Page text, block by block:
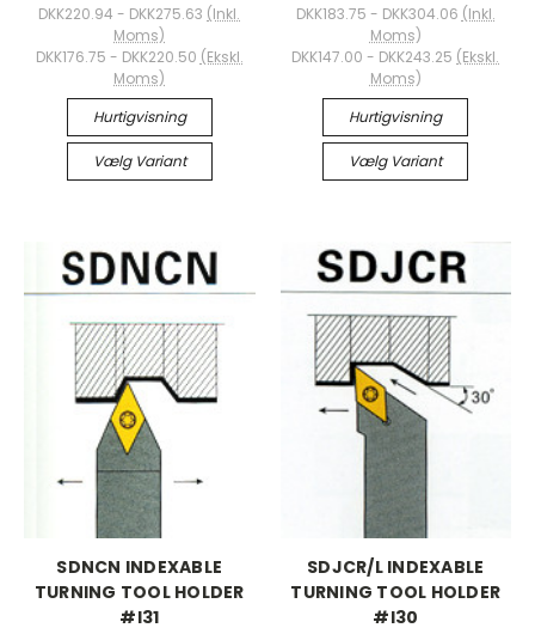
DKK220.94 - DKK275.63 (Inkl.
Moms)
DKK176.75 - DKK220.50 (Ekskl.
Moms)
Hurtigvisning
Vælg Variant
DKK183.75 - DKK304.06 (Inkl.
Moms)
DKK147.00 - DKK243.25 (Ekskl.
Moms)
Hurtigvisning
Vælg Variant
SDNCN INDEXABLE
TURNING TOOL HOLDER
#I31
SDJCR/L INDEXABLE
TURNING TOOL HOLDER
#I30